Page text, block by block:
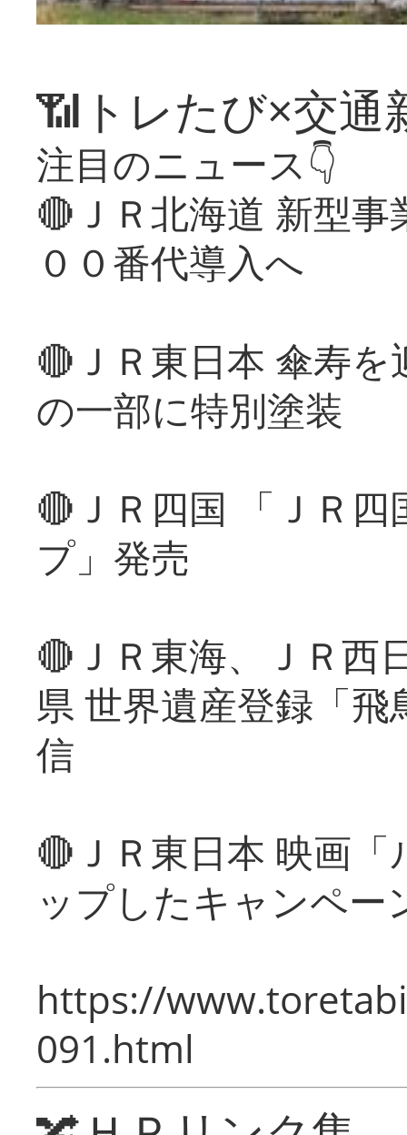
📶トレたび×交通
注目のニュース👇
🔴ＪＲ北海道 新型
００番代導入へ
🔴ＪＲ東日本 傘寿
の一部に特別塗装
🔴ＪＲ四国 「ＪＲ
プ」発売
🔴ＪＲ東海、ＪＲ西
県 世界遺産登録「
信
🔴ＪＲ東日本 映画
ップしたキャンペー
https://
091.html